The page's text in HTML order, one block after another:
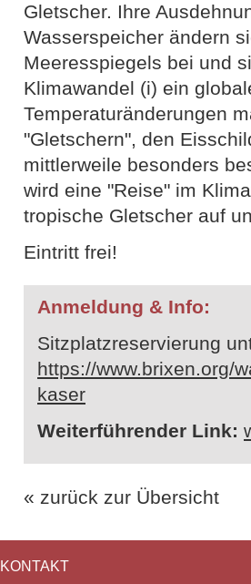
Gletscher. Ihre
Wasserspeicher ändern
Meeresspiegels bei und
Klimawandel (i) ein
Temperaturänderungen
"Gletschern", den
mittlerweile besonders
wird eine "Reise" im
tropische Gletscher auf
Eintritt frei!
Anmeldung & Info:
Sitzplatzreservierung
https://www.brixen.org/
kaser
Weiterführender Link:
« zurück zur Übersicht
KONTAKT